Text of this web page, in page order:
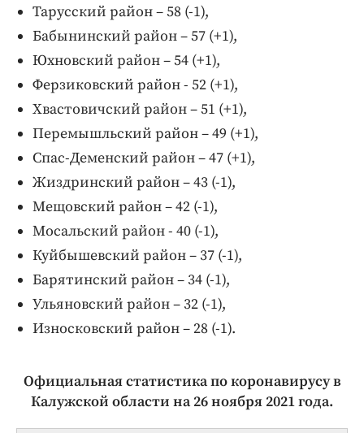
Тарусский район – 58 (-1),
Бабынинский район – 57 (+1),
Юхновский район – 54 (+1),
Ферзиковский район - 52 (+1),
Хвастовичский район – 51 (+1),
Перемышльский район – 49 (+1),
Спас-Деменский район – 47 (+1),
Жиздринский район – 43 (-1),
Мещовский район – 42 (-1),
Мосальский район - 40 (-1),
Куйбышевский район – 37 (-1),
Барятинский район – 34 (-1),
Ульяновский район – 32 (-1),
Износковский район – 28 (-1).
Официальная статистика по коронавирусу в
Калужской области на 26 ноября 2021года.